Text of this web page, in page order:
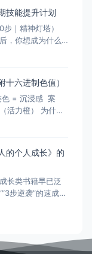
电影的奠基之
学与深刻人性探
技能提升计划
｜精神灯塔）
，你想成为什么
值？
【角色】，能为
十六进制色值）
= 沉浸感 案
活力橙） 为什么
）的沉稳中和了
对比：蒲蓝（中
的个人成长》的
长类书籍早已泛
步逆袭”的速成承
的《聪明人的个
碌中彻底失去方